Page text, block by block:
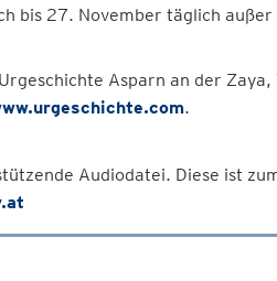
bis 27. November täglich
Asparn an der
.
Audiodatei. Diese ist